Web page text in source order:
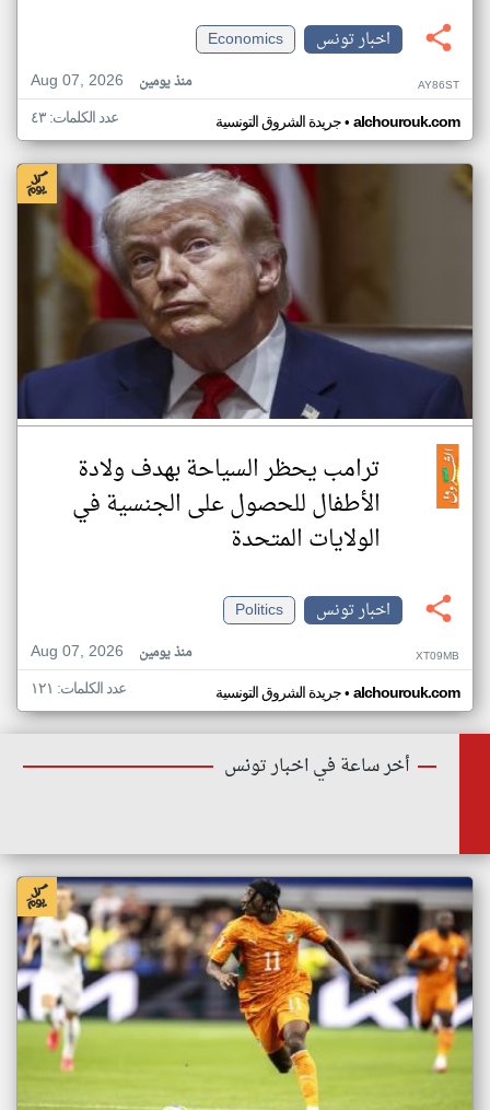
اخبار تونس
Economics
Aug 07, 2026
منذ يومين AY86ST
جريدة الشروق التونسية• alchourouk.com عدد الكلمات: ٤٣
ترامب يحظر السياحة بهدف ولادة
الأطفال للحصول على الجنسية في
الولايات المتحدة
اخبار تونس
Politics
Aug 07, 2026
منذ يومين XT09MB
جريدة الشروق التونسية• alchourouk.com عدد الكلمات: ١٢١
أخر ساعة في اخبار تونس